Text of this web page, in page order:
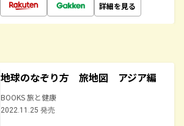
詳細を見る
地球のなぞり方 旅地図 アジア編
BOOKS 旅と健康
2022.11.25 発売